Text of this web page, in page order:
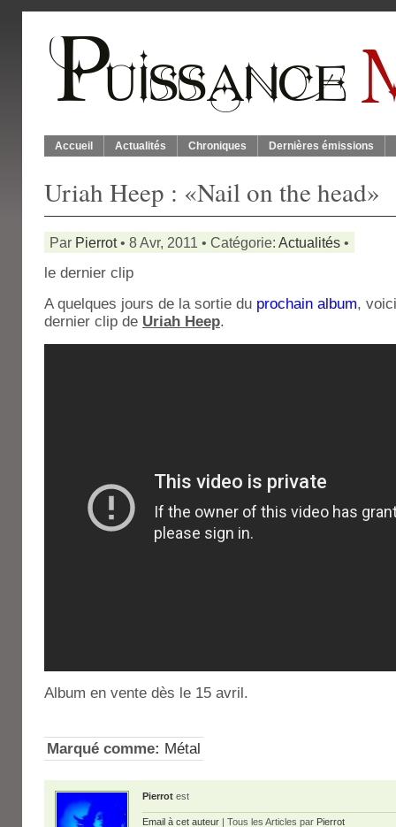
Accueil Actualités Chroniques Dernières émissions
Uriah Heep : «Nail on the head»
Par Pierrot• 8 Avr, 2011 • Catégorie: Actualités •
le dernier clip
A quelques jours de la sortie du prochain album,
dernier clip de Uriah Heep.
Album en vente dès le 15 avril.
Marqué comme: Métal
Pierrot est
Email à cet auteur | Tous les Articles par Pierrot